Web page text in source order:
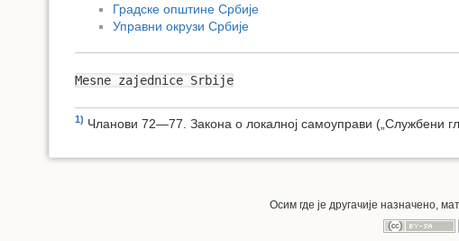
Градске општине Србије
Управни окрузи Србије
Mesne zajednice Srbije
1) Чланови 72—77. Закона о локалној самоуправи („Службени
Осим где је другачије назначено,